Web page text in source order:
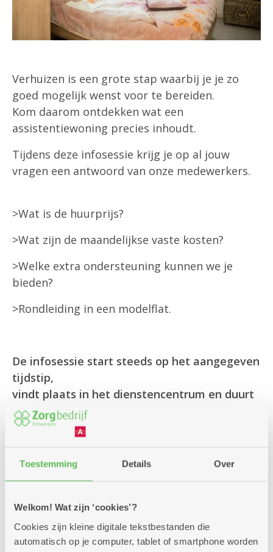
Toestemming Details Over
Welkom! Wat zijn ‘cookies’?
Cookies zijn kleine digitale tekstbestanden die
automatisch op je computer, tablet of smartphone worden
Verhuizen is een grote stap waarbij je je zo
goed mogelijk wenst voor te bereiden.
Kom daarom ontdekken wat een
assistentiewoning precies inhoudt.
Tijdens deze infosessie krijg je op al jouw
vragen een antwoord van onze medewerkers.
>Wat is de huurprijs?
>Wat zijn de maandelijkse vaste kosten?
>Welke extra ondersteuning kunnen we je
bieden?
>Rondleiding in een modelflat.
De infosessie start steeds op het aangegeven
tijdstip,
vindt plaats in het dienstencentrum en duurt
doorgaans twee uur.
(voor alle praktisch informatie zie onderaan).
Inschrijven kan via onderstaand formulier
Vermeld met hoeveel personen je komt
en wij reserveren graag jouw plaatsen.